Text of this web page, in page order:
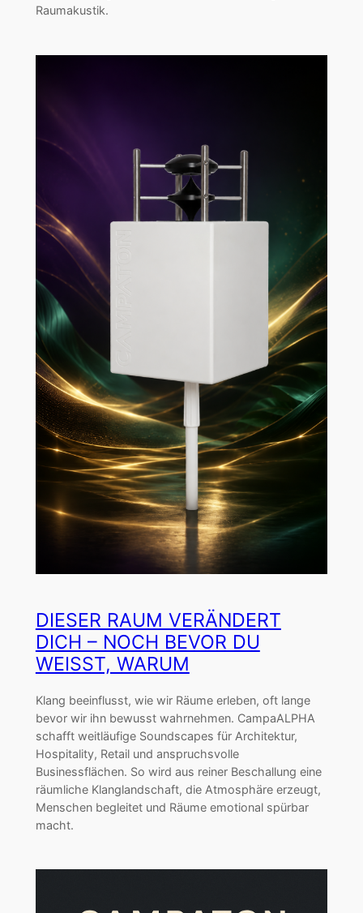
Raumakustik.
DIESER RAUM VERÄNDERT
DICH – NOCH BEVOR DU
WEISST, WARUM
Klang beeinflusst, wie wir Räume erleben, oft lange
bevor wir ihn bewusst wahrnehmen. CampaALPHA
schafft weitläufige Soundscapes für Architektur,
Hospitality, Retail und anspruchsvolle
Businessflächen. So wird aus reiner Beschallung eine
räumliche Klanglandschaft, die Atmosphäre erzeugt,
Menschen begleitet und Räume emotional spürbar
macht.